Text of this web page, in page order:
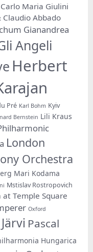
Carlo Maria Giulini
Claudio Abbado
Gianandrea
Angeli
Herbert
Pré Karl Bohm Kyiv
Bernstein Lili Kraus
London
Orchestra
Mari Kodama
Mstislav Rostropovich
at Temple Square
Oxford
Pascal
Hungarica